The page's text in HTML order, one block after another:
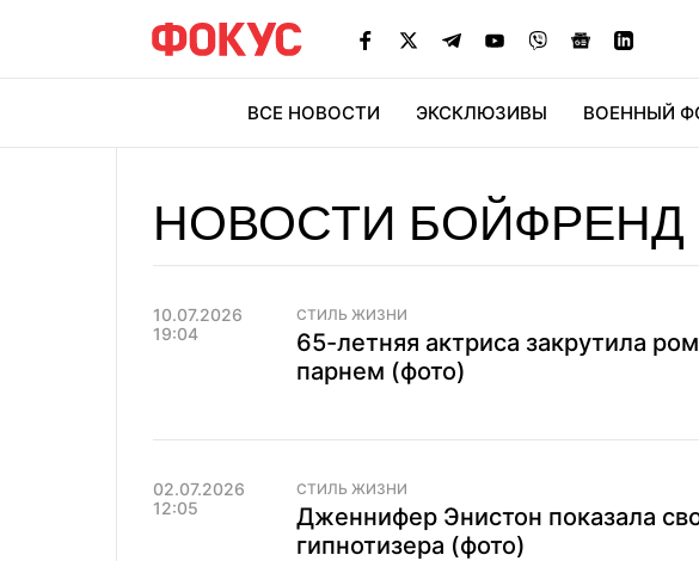
ВСЕ НОВОСТИ ЭКСКЛЮЗИВЫ ВОЕННЫЙ
НОВОСТИ БОЙФРЕНД
10.07.2026
19:04
СТИЛЬ ЖИЗНИ
65-летняя актриса закрутила
парнем (фото)
02.07.2026
12:05
СТИЛЬ ЖИЗНИ
Дженнифер Энистон показала
гипнотизера (фото)